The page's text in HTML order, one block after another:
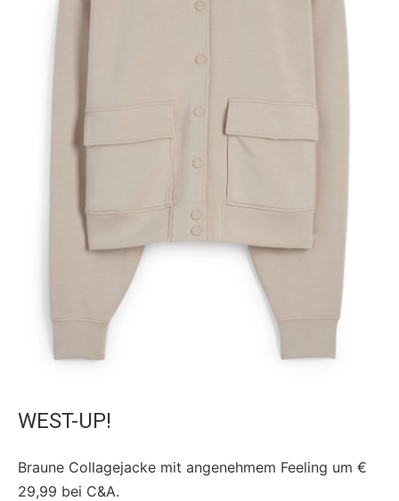
WEST-UP!
Braune Collagejacke mit angenehmem Feeling um €
29,99 bei C&A.